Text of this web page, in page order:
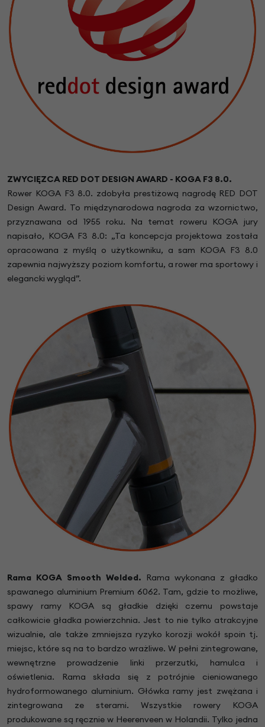
ZWYCIĘZCA RED DOT DESIGN AWARD - KOGA F3 8.0.
Rower KOGA F3 8.0. zdobyła prestiżową nagrodę RED DOT
Design Award. To międzynarodowa nagroda za wzornictwo,
przyznawana od 1955 roku. Na temat roweru KOGA jury
napisało, KOGA F3 8.0: „Ta koncepcja projektowa została
opracowana z myślą o użytkowniku, a sam KOGA F3 8.0
zapewnia najwyższy poziom komfortu, a rower ma sportowy i
elegancki wygląd”.
Rama KOGA Smooth Welded.
Rama wykonana z gładko
spawanego aluminium Premium 6062. Tam, gdzie to możliwe,
spawy ramy KOGA są gładkie dzięki czemu powstaje
całkowicie gładka powierzchnia. Jest to nie tylko atrakcyjne
wizualnie, ale także zmniejsza ryzyko korozji wokół spoin tj.
miejsc, które są na to bardzo wrażliwe. W pełni zintegrowane,
wewnętrzne prowadzenie linki przerzutki, hamulca i
oświetlenia. Rama składa się z potrójnie cieniowanego
hydroformowanego aluminium. Główka ramy jest zwężana i
zintegrowana ze sterami. Wszystkie rowery KOGA
produkowane są ręcznie w Heerenveen w Holandii. Tylko jedna